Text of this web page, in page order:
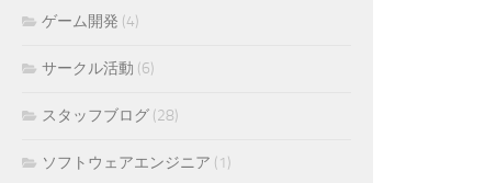
ゲーム開発 (4)
サークル活動 (6)
スタッフブログ (28)
ソフトウェアエンジニア (1)